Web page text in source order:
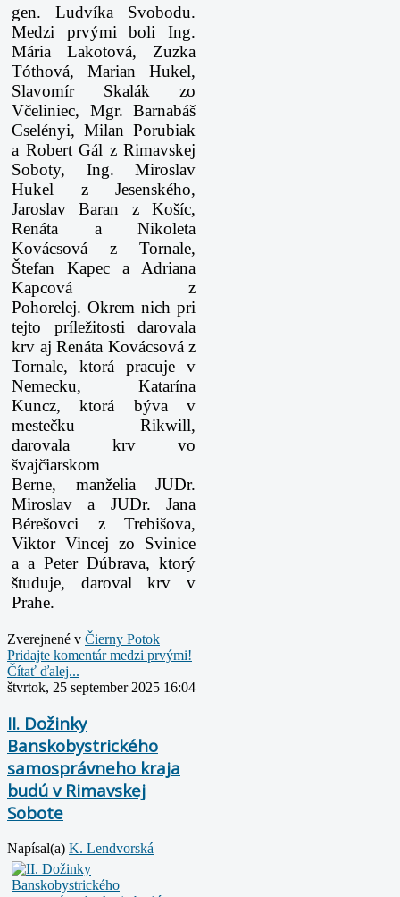
gen. Ludvíka Svobodu.
Medzi prvými boli Ing.
Mária Lakotová, Zuzka
Tóthová, Marian Hukel,
Slavomír Skalák zo
Včeliniec, Mgr. Barnabáš
Cselényi, Milan Porubiak
a Robert Gál z Rimavskej
Soboty, Ing. Miroslav
Hukel z Jesenského,
Jaroslav Baran z Košíc,
Renáta a Nikoleta
Kovácsová z Tornale,
Štefan Kapec a Adriana
Kapcová z
Pohorelej. Okrem nich pri
tejto príležitosti darovala
krv aj Renáta Kovácsová z
Tornale, ktorá pracuje v
Nemecku, Katarína
Kuncz, ktorá býva v
mestečku Rikwill,
darovala krv vo
švajčiarskom
Berne, manželia JUDr.
Miroslav a JUDr. Jana
Bérešovci z Trebišova,
Viktor Vincej zo Svinice
a a Peter Dúbrava, ktorý
študuje, daroval krv v
Prahe.
Zverejnené v Čierny Potok
Pridajte komentár medzi prvými!
Čítať ďalej...
štvrtok, 25 september 2025 16:04
II. Dožinky
Banskobystrického
samosprávneho kraja
budú v Rimavskej
Sobote
Napísal(a) K. Lendvorská